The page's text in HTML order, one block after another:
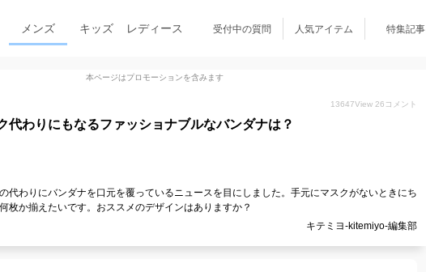
メンズ キッズ レディース 受付中の質問 人気アイテム 特集記事
本ページはプロモーションを含みます
13647View 26 コメント
代わりにもなるファッショナブルなバンダナは？
代わりにバンダナを口元を覆っているニュースを目にしました。手元にマスクがないときにち
枚か揃えたいです。おススメのデザインはありますか？
キテミヨ-kitemiyo-編集部